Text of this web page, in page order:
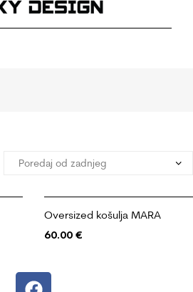
Oversized košulja MARA
60.00 €